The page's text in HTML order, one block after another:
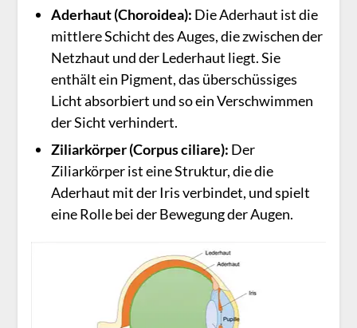
Aderhaut(Choroidea): Die Aderhaut ist die
mittlere Schicht des Auges, die zwischen der
Netzhaut und der Lederhaut liegt. Sie
enthält ein Pigment, das überschüssiges
Licht absorbiert und so ein Verschwimmen
der Sicht verhindert.
Ziliarkörper (Corpus ciliare): Der
Ziliarkörper ist eine Struktur, die die
Aderhaut mit der Iris verbindet, und spielt
eine Rolle bei der Bewegung der Augen.